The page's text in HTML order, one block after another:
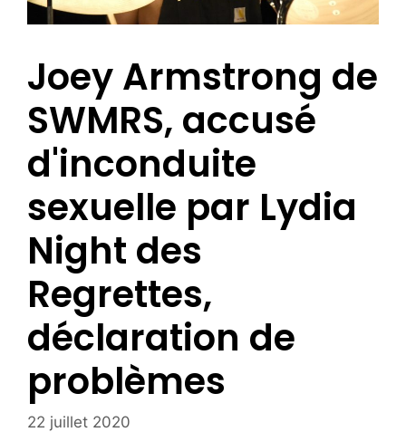
Joey Armstrong de
SWMRS, accusé
d'inconduite
sexuelle par Lydia
Night des
Regrettes,
déclaration de
problèmes
22 juillet 2020